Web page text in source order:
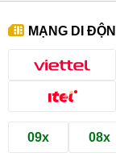
MẠNG DI
09x 08x